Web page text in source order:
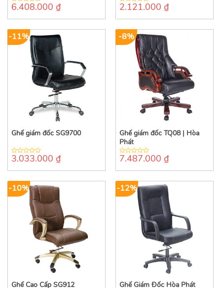
0
of
6.408.000 ₫
0
of
2.121.000 ₫
-11%
Ghế giám đốc SG9700
0
of
3.033.000 ₫
-8%
Ghế giám đốc TQ08 | Hòa
Phát
0
of
7.487.000 ₫
-10%
Ghế Cao Cấp SG912
-12%
Ghế Giám Đốc Hòa Phát